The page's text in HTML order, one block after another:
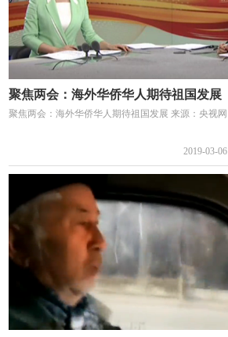
聚焦两会：海外华侨华人期待祖国发展
聚焦两会：海外华侨华人期待祖国发展 来源：央视网
2019-03-06